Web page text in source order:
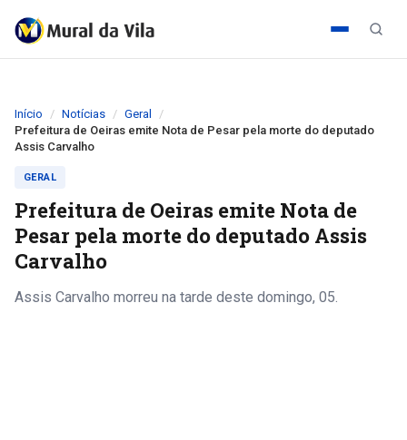
Início Notícias
Geral
Prefeitura de Oeiras emite Nota de Pesar pela morte do deputado
Assis Carvalho
GERAL
Prefeitura de Oeiras emite Nota de
Pesar pela morte do deputado Assis
Carvalho
Assis Carvalho morreu na tarde deste domingo, 05.